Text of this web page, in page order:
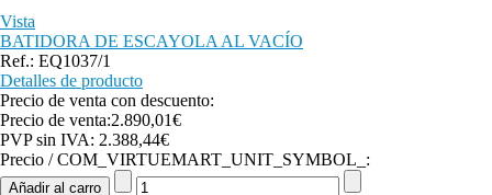
Vista
BATIDORA DE ESCAYOLA AL VACÍO
Ref.: EQ1037/1
Detalles de producto
Precio de venta con descuento:
Precio de venta:2.890,01€
PVP sin IVA: 2.388,44€
Precio / COM_VIRTUEMART_UNIT_SYMBOL_: